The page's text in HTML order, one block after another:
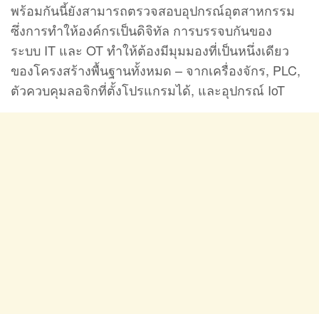
พร้อมกันนี้ยังสามารถตรวจสอบอุปกรณ์อุตสาหกรรม
ซึ่งการทําให้องค์กรเป็นดิจิทัล การบรรจบกันของ
ระบบ IT และ OT ทําให้ต้องมีมุมมองที่เป็นหนึ่งเดียว
ของโครงสร้างพื้นฐานทั้งหมด – จากเครื่องจักร, PLC,
ตัวควบคุมลอจิกที่ตั้งโปรแกรมได้, และอุปกรณ์ IoT